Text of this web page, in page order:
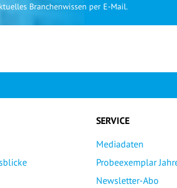
Branchenwissen per E-Mail.
SERVICE
Mediadaten
Probeexemplar
Newsletter-Abo